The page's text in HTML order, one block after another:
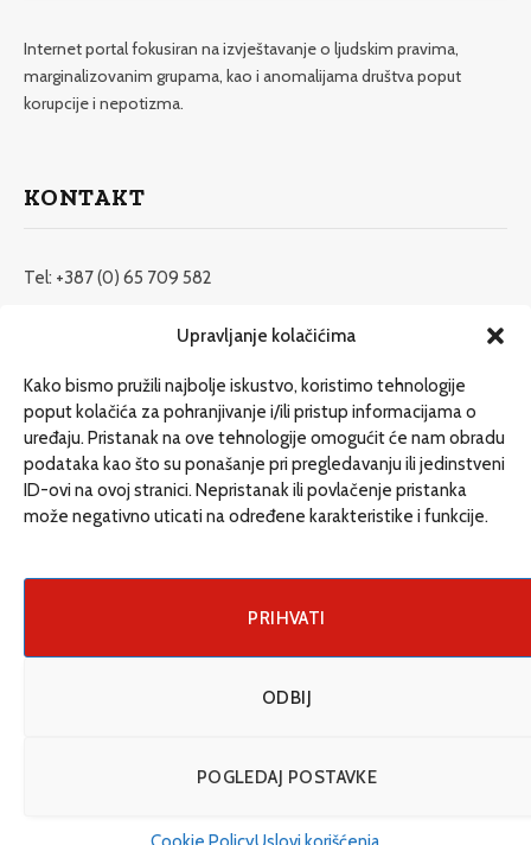
Upravljanje kolačićima
Kako bismo pružili najbolje iskustvo, koristimo tehnologije
poput kolačića za pohranjivanje i/ili pristup informacijama o
uređaju. Pristanak na ove tehnologije omogućit će nam obradu
podataka kao što su ponašanje pri pregledavanju ili jedinstveni
ID-ovi na ovoj stranici. Nepristanak ili povlačenje pristanka
može negativno uticati na određene karakteristike i funkcije.
PRIHVATI
ODBIJ
POGLEDAJ POSTAVKE
Internet portal fokusiran na izvještavanje o ljudskim pravima,
marginalizovanim grupama, kao i anomalijama društva poput
korupcije i nepotizma.
KONTAKT
Tel: +387 (0) 65 709 582
redakcija@etrafika.net
Dosije
Drugi pišu
Društvo
Cookie Policy (EU)